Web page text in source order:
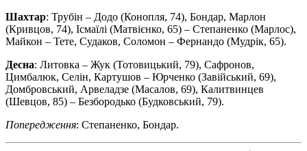
Шахтар: Трубін – Додо (Конопля, 74), Бондар, Марлон
(Кривцов, 74), Ісмаїлі (Матвієнко, 65) – Степаненко (Марлос),
Майкон – Тете, Судаков, Соломон – Фернандо (Мудрік, 65).
Десна: Литовка – Жук (Тотовицький, 79), Сафронов,
Цимбалюк, Селін, Картушов – Юрченко (Завійський, 69),
Домбровський, Арвеладзе (Масалов, 69), Калитвинцев
(Шевцов, 85) – Безбородько (Будковський, 79).
Попередження: Степаненко, Бондар.